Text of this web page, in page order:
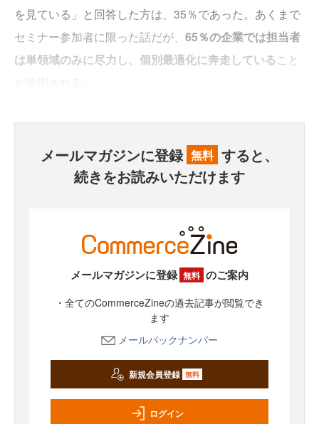
を見ている」と回答した方は、35％であった。あくまで
セミナー参加者に限った話だが、 65％の企業では担当者
は単領域のみに尽力し、個別最適化に奔走している こと
メールマガジンに登録 無料 すると、
続きをお読みいただけます
メールマガジンに登録 無料 のご案内
・全てのCommerceZineの過去記事が閲覧でき
ます
メールバックナンバー
新規会員登録 無料
ログイン